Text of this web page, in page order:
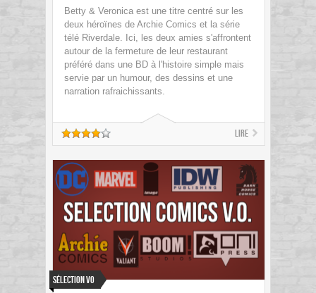
Betty & Veronica est une titre centré sur les
deux héroïnes de Archie Comics et la série
télé Riverdale. Ici, les deux amies s'affrontent
autour de la fermeture de leur restaurant
préféré dans une BD à l'histoire simple mais
servie par un humour, des dessins et une
narration rafraichissants.
Lire
Sélection VO